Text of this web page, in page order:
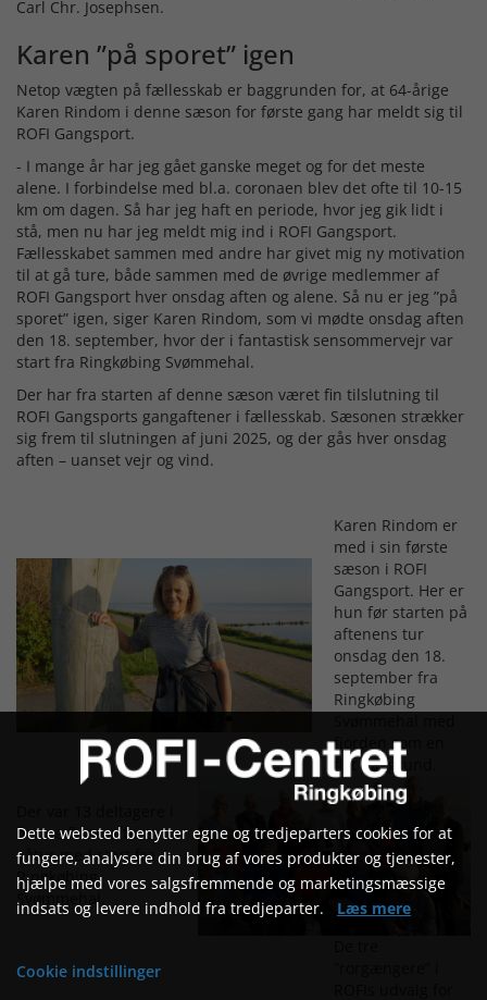
Carl Chr. Josephsen.
Karen ”på sporet” igen
Netop vægten på fællesskab er baggrunden for, at 64-årige
Karen Rindom i denne sæson for første gang har meldt sig til
ROFI Gangsport.
- I mange år har jeg gået ganske meget og for det meste
alene. I forbindelse med bl.a. coronaen blev det ofte til 10-15
km om dagen. Så har jeg haft en periode, hvor jeg gik lidt i
stå, men nu har jeg meldt mig ind i ROFI Gangsport.
Fællesskabet sammen med andre har givet mig ny motivation
til at gå ture, både sammen med de øvrige medlemmer af
ROFI Gangsport hver onsdag aften og alene. Så nu er jeg ”på
sporet” igen, siger Karen Rindom, som vi mødte onsdag aften
den 18. september, hvor der i fantastisk sensommervejr var
start fra Ringkøbing Svømmehal.
Der har fra starten af denne sæson været fin tilslutning til
ROFI Gangsports gangaftener i fællesskab. Sæsonen strækker
sig frem til slutningen af juni 2025, og der gås hver onsdag
aften – uanset vejr og vind.
Karen Rindom er
med i sin første
sæson i ROFI
Gangsport. Her er
hun før starten på
aftenens tur
onsdag den 18.
september fra
Ringkøbing
fjorden som en
flot baggrund.
denne flotte aftens
gåtur med start fra
Ringkøbing
Svømmehal.
Dette websted benytter egne og tredjeparters cookies for at
fungere, analysere din brug af vores produkter og tjenester,
hjælpe med vores salgsfremmende og marketingsmæssige
indsats og levere indhold fra tredjeparter. Læs mere
Cookie indstillinger